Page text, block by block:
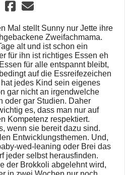
Mal stellt Sunny nur Jette ihre
Zweifachmama.
alt und ist schon ein
für ihn ist richtiges Essen eh
für alle entspannt bleibt,
auf die Essreifezeichen
jedes Kind sein eigenes
gar nicht an irgendwelche
oder gar Studien. Daher
es, dass man nur auf
Kompetenz respektiert.
wenn sie bereit dazu sind.
Entwicklungsthemen. Und,
wed-leaning oder Brei das
jeder selbst herausfinden.
der Brokkoli abgelehnt wird,